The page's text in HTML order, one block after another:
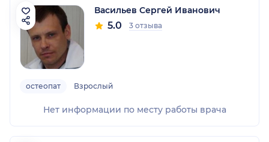
Васильев Сергей Иванович
5.0 3 отзыва
остеопат Взрослый
Нет информации по месту работы врача